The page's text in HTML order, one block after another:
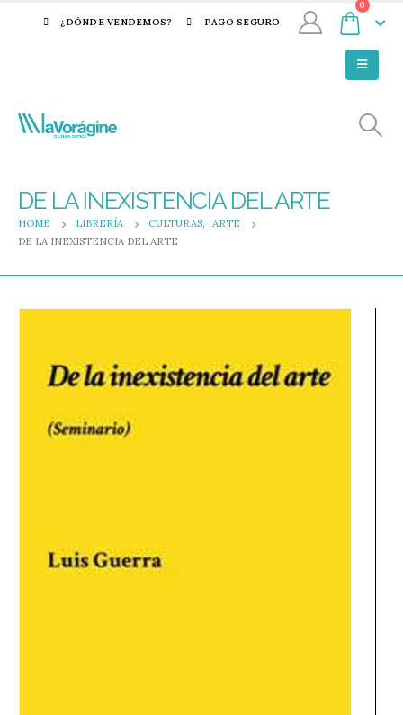
¿DÓNDE VENDEMOS? PAGO SEGURO
0
DE LA INEXISTENCIA DEL ARTE
HOME LIBRERÍA CULTURAS,
ARTE
DE LA INEXISTENCIA DEL ARTE